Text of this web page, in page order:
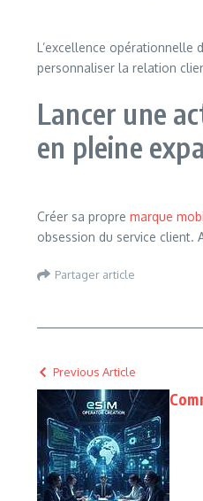
L’excellence opérationnelle
personnaliser la relation
Lancer une
en pleine
Créer sa propre marque
obsession du service client.
Partager article
Previous Article